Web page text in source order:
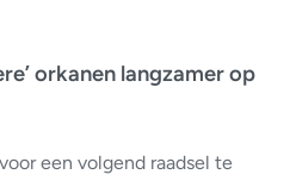
orkanen langzamer op
een volgend raadsel te